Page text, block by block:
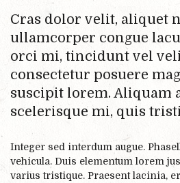
Cras dolor velit, aliquet
ullamcorper congue
orci mi, tincidunt vel
consectetur posuere
suscipit lorem. Aliquam
scelerisque mi, quis
Integer sed interdum augue.
vehicula. Duis elementum lorem
varius tristique. Praesent lacinia,